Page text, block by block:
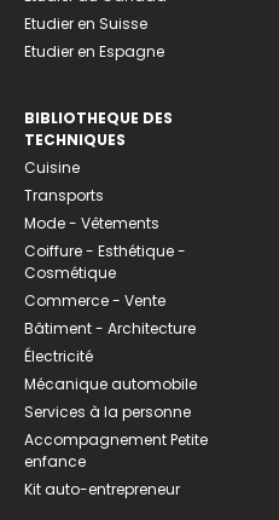
Etudier en Suisse
Etudier en Espagne
BIBLIOTHEQUE DES
TECHNIQUES
Cuisine
Transports
Mode - Vêtements
Coiffure - Esthétique -
Cosmétique
Commerce - Vente
Bâtiment - Architecture
Électricité
Mécanique automobile
Services à la personne
Accompagnement Petite
enfance
Kit auto-entrepreneur